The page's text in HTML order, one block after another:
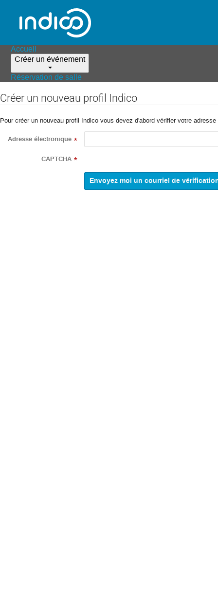
Accueil
Créer un événement
Réservation de salle
Créer un nouveau profil Indico
Pour créer un nouveau profil Indico vous devez d'abord vérifier votre
Adresse électronique *
CAPTCHA *